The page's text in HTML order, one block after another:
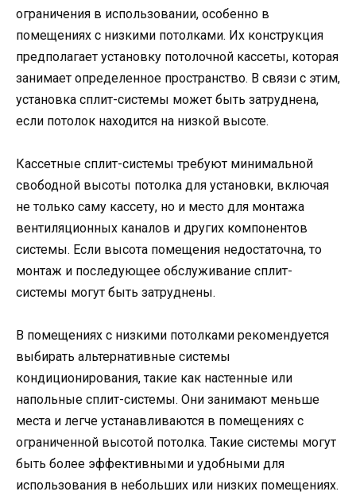
ограничения в использовании, особенно в
помещениях с низкими потолками. Их конструкция
предполагает установку потолочной кассеты, которая
занимает определенное пространство. В связи с этим,
установка сплит-системы может быть затруднена,
если потолок находится на низкой высоте.
Кассетные сплит-системы требуют минимальной
свободной высоты потолка для установки, включая
не только саму кассету, но и место для монтажа
вентиляционных каналов и других компонентов
системы. Если высота помещения недостаточна, то
монтаж и последующее обслуживание сплит-
системы могут быть затруднены.
В помещениях с низкими потолками рекомендуется
выбирать альтернативные системы
кондиционирования, такие как настенные или
напольные сплит-системы. Они занимают меньше
места и легче устанавливаются в помещениях с
ограниченной высотой потолка. Такие системы могут
быть более эффективными и удобными для
использования в небольших или низких помещениях.